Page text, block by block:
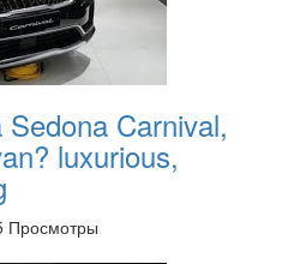
Carnival,
luxurious,
Просмотры